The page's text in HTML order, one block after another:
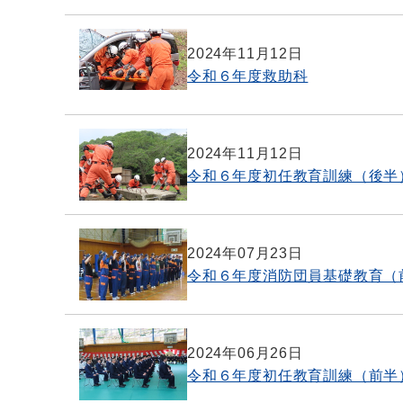
2024年11月12日
令和６年度救助科
2024年11月12日
令和６年度初任教育訓練（後半
2024年07月23日
令和６年度消防団員基礎教育（
2024年06月26日
令和６年度初任教育訓練（前半